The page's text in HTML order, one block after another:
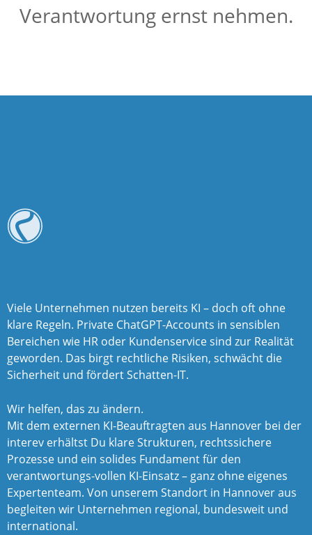
Verantwortung ernst nehmen.
Viele Unternehmen nutzen bereits KI – doch oft ohne
klare Regeln. Private ChatGPT-Accounts in sensiblen
Bereichen wie HR oder Kundenservice sind zur Realität
geworden. Das birgt rechtliche Risiken, schwächt die
Sicherheit und fördert Schatten-IT.
Wir helfen, das zu ändern.
Mit dem externen KI-Beauftragten aus Hannover bei der
interev erhältst Du klare Strukturen, rechtssichere
Prozesse und ein solides Fundament für den
verantwortungs-vollen KI-Einsatz – ganz ohne eigenes
Expertenteam. Von unserem Standort in Hannover aus
begleiten wir Unternehmen regional, bundesweit und
international.